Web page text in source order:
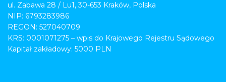
ul. Zabawa 28 / Lu1, 30-653 Kraków, Polska
NIP: 6793283986
REGON: 527040709
KRS: 0001071275 – wpis do Krajowego Rejestru Sądowego
Kapitał zakładowy: 5000 PLN